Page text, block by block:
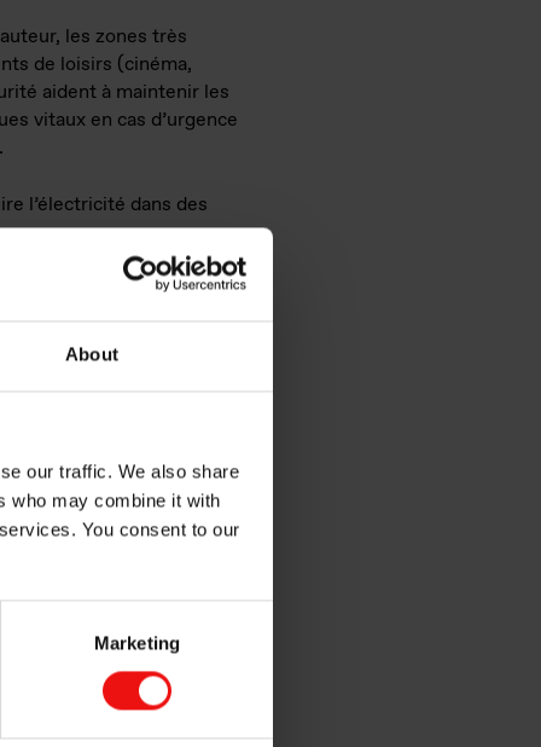
About
our traffic. We also share
who may combine it with
You consent to our
Marketing
les zones très
de loisirs (cinéma,
aident à maintenir les
vitaux en cas d’urgence
l’électricité dans des
formulés pour
toxique tel que le brome,